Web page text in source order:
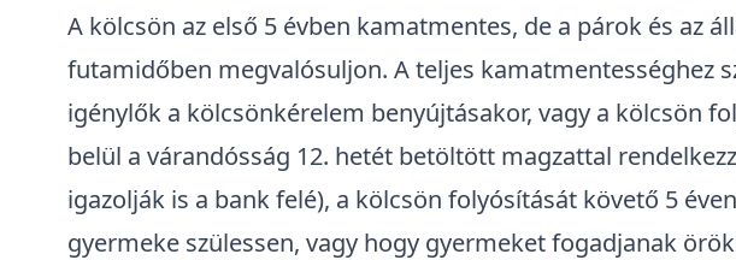
A kölcsön az első 5 évben kamatmentes, de a párok és az
futamidőben megvalósuljon. A teljes kamatmentességhez
igénylők a kölcsönkérelem benyújtásakor, vagy a kölcsön
belül a várandósság 12. hetét betöltött magzattal
igazolják is a bank felé), a kölcsön folyósítását követő 5
gyermeke szülessen, vagy hogy gyermeket fogadjanak